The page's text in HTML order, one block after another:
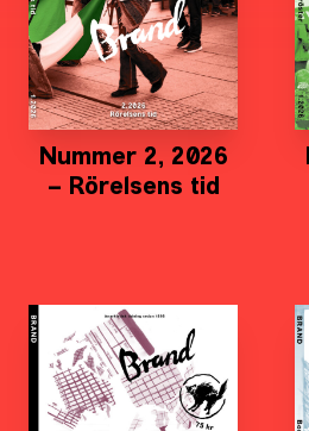
Nummer 2, 2026
– Rörelsens tid